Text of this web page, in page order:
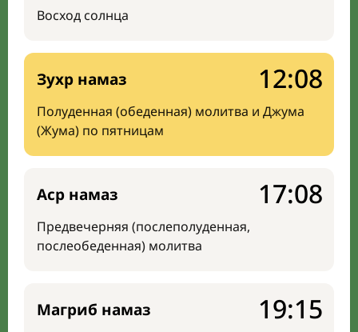
Восход солнца
Зухр намаз
Полуденная (обеденная) молитва и Джума
(Жума) по пятницам
12:08
Аср намаз
Предвечерняя (послеполуденная,
послеобеденная) молитва
17:08
Магриб намаз 19:15